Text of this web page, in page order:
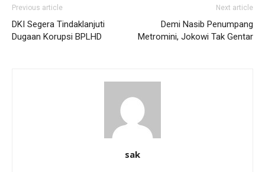
Previous article
DKI Segera Tindaklanjuti
Dugaan Korupsi BPLHD
Next article
Demi Nasib Penumpang
Metromini, Jokowi Tak Gentar
sak